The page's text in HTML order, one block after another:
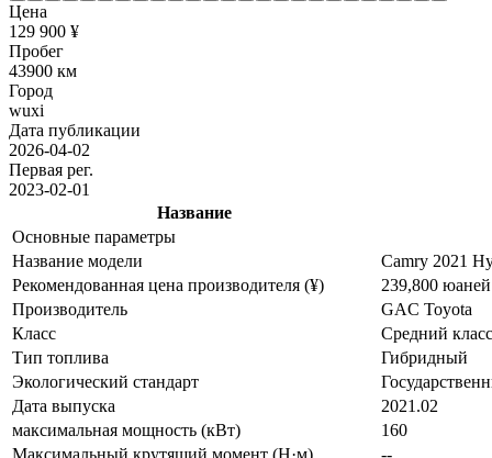
Цена
129 900 ¥
Пробег
43900 км
Город
wuxi
Дата публикации
2026-04-02
Первая рег.
2023-02-01
Название
Основные параметры
Название модели
Camry 2021
Рекомендованная цена производителя (¥)
239,800 юаней
Производитель
GAC Toyota
Класс
Средний класс
Тип топлива
Гибридный
Экологический стандарт
Дата выпуска
2021.02
максимальная мощность (кВт)
160
Максимальный крутящий момент (Н·м)
--